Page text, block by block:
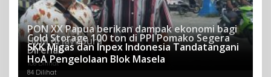
PON XX Papua berikan dampak ekonomi bagi
UKM di Jayapura
122 Dilihat
Cold Storage 100 ton di PPI Pomako Segera
Direhab
108 Dilihat
SKK Migas dan Inpex Indonesia Tandatangani
HoA Pengelolaan Blok Masela
84 Dilihat